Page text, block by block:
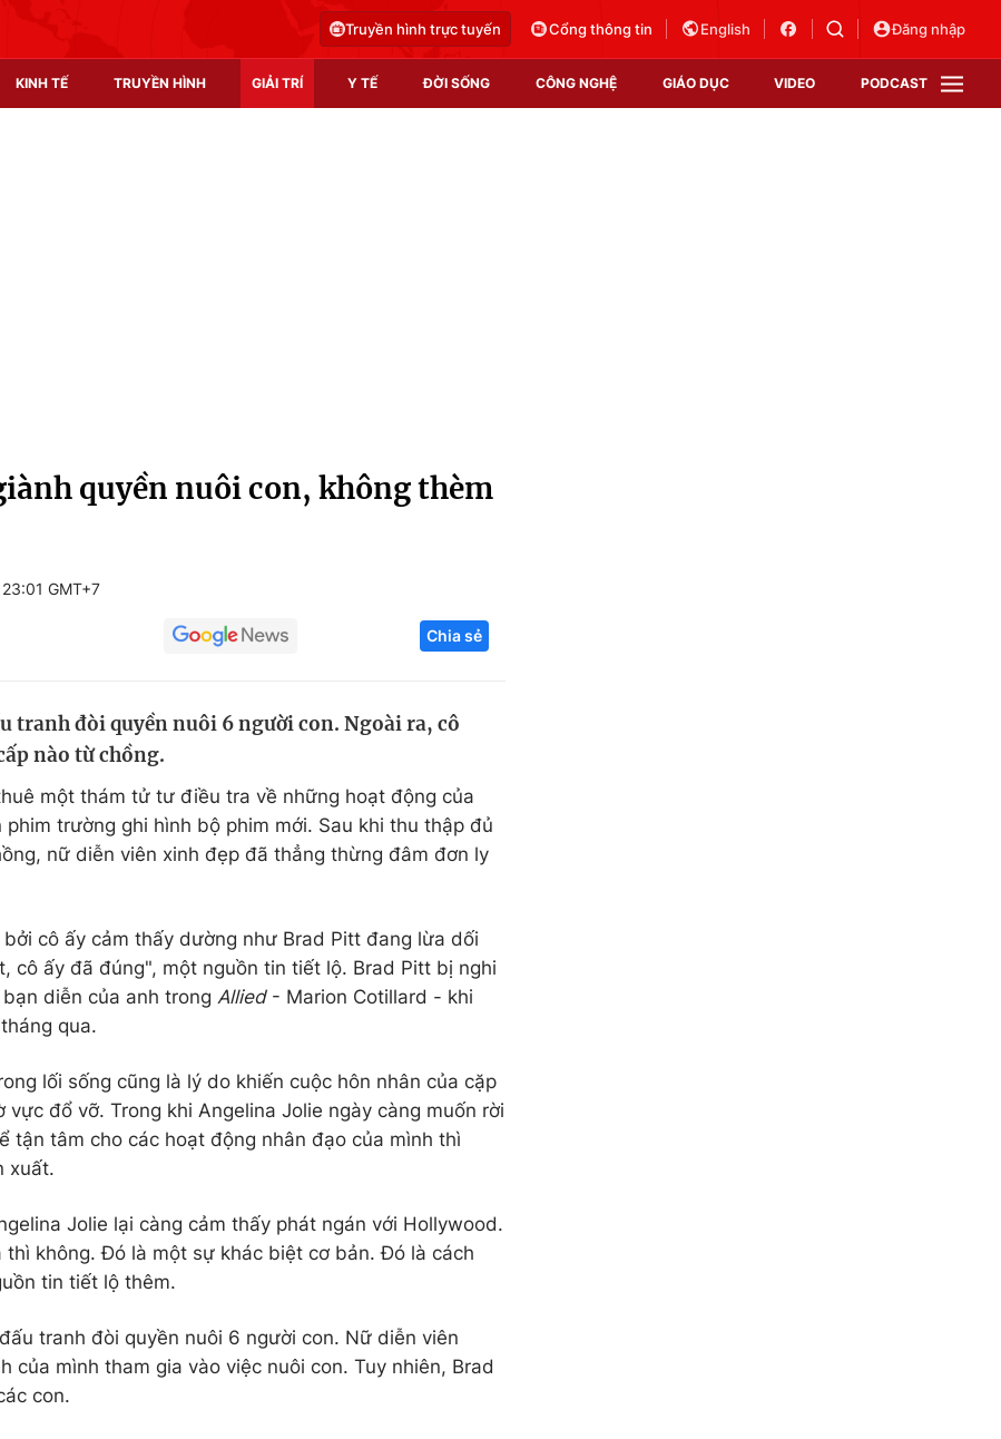
Truyền hình trực tuyến Cổng thông tin English Đăng nhập
KINH TẾ TRUYỀN HÌNH GIẢI TRÍ Y TẾ ĐỜI SỐNG CÔNG NGHỆ GIÁO DỤC VIDEO PODCAST
Infographic
Tuyển sinh
Hitech Công nghệ tương lai
Thị trường
quyền nuôi con, không thèm
GMT+7
Chia sẻ
tranh đòi quyền nuôi 6 người con. Ngoài ra, cô
nào từ chồng.
một thám tử tư điều tra về những hoạt động của
trường ghi hình bộ phim mới. Sau khi thu thập đủ
nữ diễn viên xinh đẹp đã thẳng thừng đâm đơn ly
cô ấy cảm thấy dường như Brad Pitt đang lừa dối
cô ấy đã đúng", một nguồn tin tiết lộ. Brad Pitt bị nghi
diễn của anh trong Allied- Marion Cotillard - khi
qua.
lối sống cũng là lý do khiến cuộc hôn nhân của cặp
đổ vỡ. Trong khi Angelina Jolie ngày càng muốn rời
tận tâm cho các hoạt động nhân đạo của mình thì
xuất.
Jolie lại càng cảm thấy phát ngán với Hollywood.
thì không. Đó là một sự khác biệt cơ bản. Đó là cách
tin tiết lộ thêm.
tranh đòi quyền nuôi 6 người con. Nữ diễn viên
của mình tham gia vào việc nuôi con. Tuy nhiên, Brad
con.